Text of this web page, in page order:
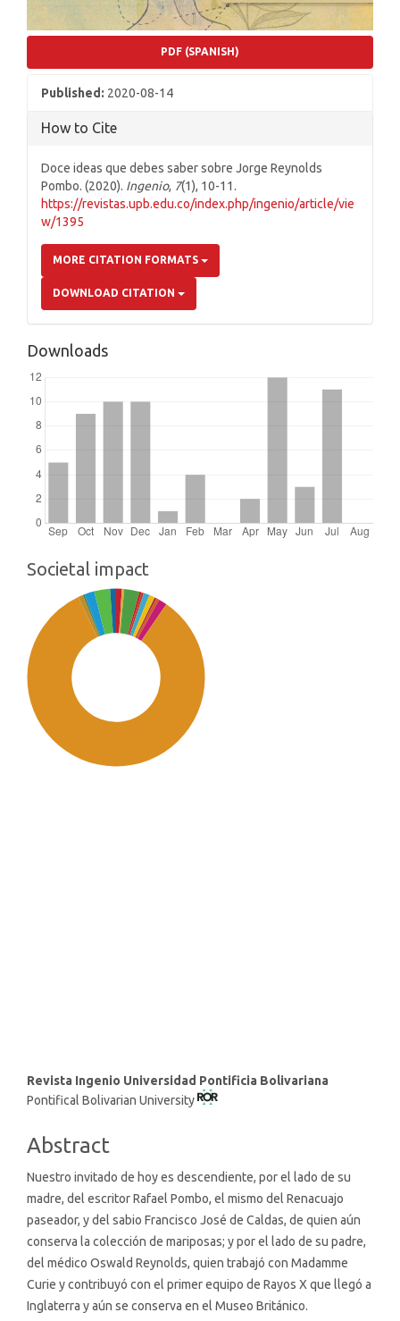
PDF (SPANISH)
Published: 2020-08-14
How to Cite
Doce ideas que debes saber sobre Jorge Reynolds
Pombo. (2020). Ingenio, 7(1), 10-11.
https://revistas.upb.edu.co/index.php/ingenio/article/vie
w/1395
MORE CITATION FORMATS
DOWNLOAD CITATION
Downloads
Societal impact
Main
Article
Revista Ingenio Universidad Pontificia Bolivariana
Pontifical Bolivarian University
Abstract
Nuestro invitado de hoy es descendiente, por el lado de su
madre, del escritor Rafael Pombo, el mismo del Renacuajo
paseador, y del sabio Francisco José de Caldas, de quien aún
conserva la colección de mariposas; y por el lado de su padre,
del médico Oswald Reynolds, quien trabajó con Madamme
Curie y contribuyó con el primer equipo de Rayos X que llegó a
Inglaterra y aún se conserva en el Museo Británico.